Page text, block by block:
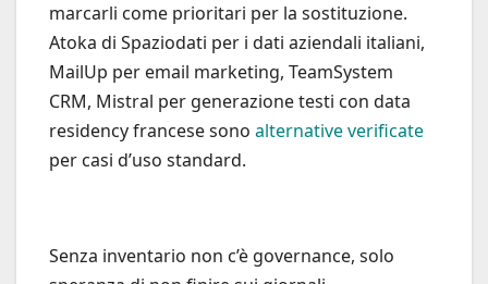
marcarli come prioritari per la sostituzione.
Atoka di Spaziodati per i dati aziendali italiani,
MailUp per email marketing, TeamSystem
CRM, Mistral per generazione testi con data
residency francese sono alternative verificate
per casi d’uso standard.
Senza inventario non c’è governance, solo